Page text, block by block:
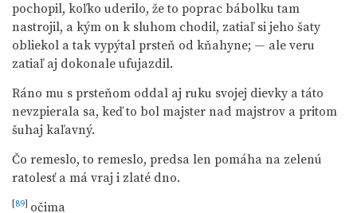
pochopil, koľko uderilo, že to poprac bábolku tam
nastrojil, a kým on k sluhom chodil, zatiaľ si jeho šaty
obliekol a tak vypýtal prsteň od kňahyne; — ale veru
zatiaľ aj dokonale ufujazdil.
Ráno mu s prsteňom oddal aj ruku svojej dievky a táto
nevzpierala sa, keď to bol majster nad majstrov a pritom
šuhaj kaľavný.
Čo remeslo, to remeslo, predsa len pomáha na zelenú
ratolesť a má vraj i zlaté dno.
[89] očima